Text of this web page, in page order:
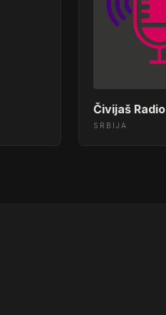
Čivijaš Radio
SRBIJA